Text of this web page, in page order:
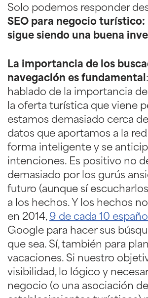
Solo podemos responder
SEO para negocio turístico:
sigue siendo una buena
La importancia de los
navegación es fundamental
hablado de la importancia del
la oferta turística que viene
estamos demasiado cerca
datos que aportamos a la
forma inteligente y se
intenciones. Es positivo no
demasiado por los gurús
futuro (aunque sí
a los hechos. Y los hechos
en 2014, 9 de cada 10
Google para hacer sus
que sea. Sí, también para
vacaciones. Si nuestro
visibilidad, lo lógico y
negocio (o una asociación de